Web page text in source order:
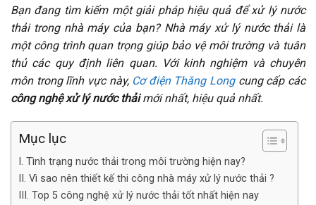
Bạn đang tìm kiếm một giải pháp hiệu quả để xử lý nước
thải trong nhà máy của bạn? Nhà máy xử lý nước thải là
một công trình quan trọng giúp bảo vệ môi trường và tuân
thủ các quy định liên quan. Với kinh nghiệm và chuyên
môn trong lĩnh vực này, Cơ điện Thăng Longcung cấp các
công nghệ xử lý nước thảimới nhất, hiệu quả nhất.
Mục lục
I. Tình trạng nước thải trong môi trường hiện nay?
II. Vì sao nên thiết kế thi công nhà máy xử lý nước thải ?
III. Top 5 công nghệ xử lý nước thải tốt nhất hiện nay